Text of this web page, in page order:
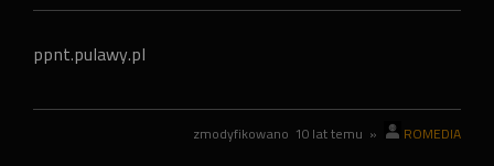
ppnt.pulawy.pl
zmodyfikowano 10 lat temu » ROMEDIA